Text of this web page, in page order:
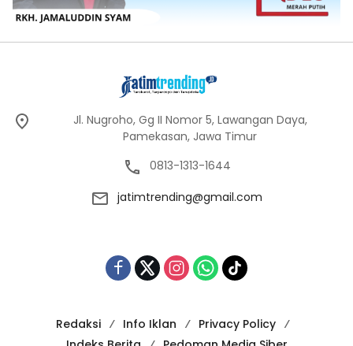
Jl. Nugroho, Gg II Nomor 5, Lawangan Daya,
Pamekasan, Jawa Timur
0813-1313-1644
jatimtrending@gmail.com
Redaksi Info Iklan
Privacy Policy